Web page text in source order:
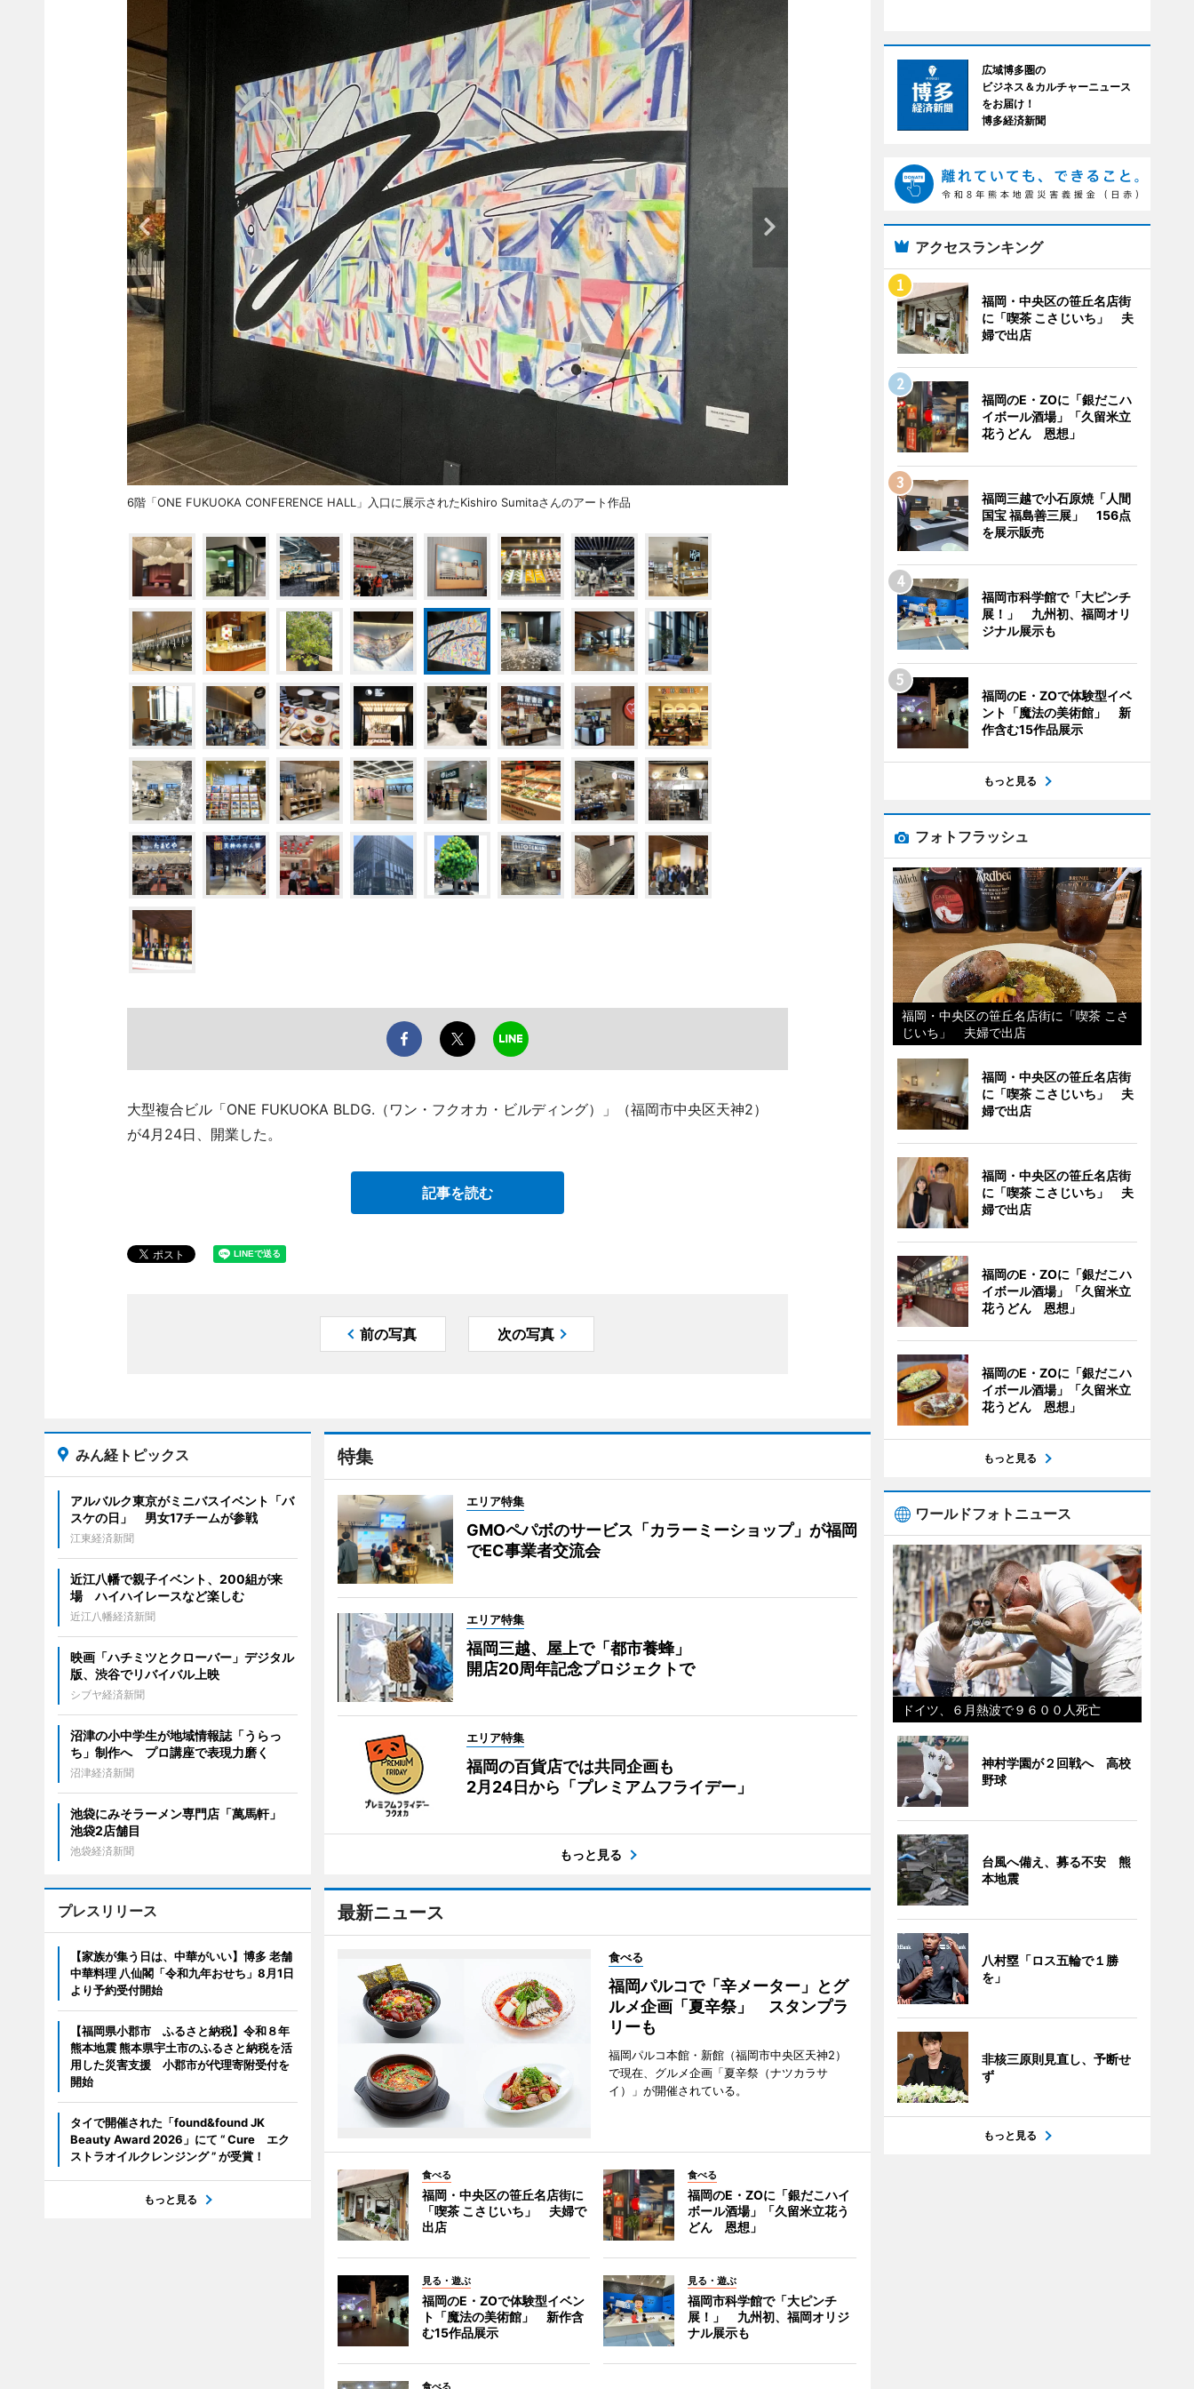
6階「ONE FUKUOKA CONFERENCE HALL」入口に展示されたKishiro Sumitaさんのアート作品
大型複合ビル「ONE FUKUOKA BLDG.（ワン・フクオカ・ビルディング）」（福岡市中央区天神2）
が4月24日、開業した。
記事を読む
前の写真 次の写真
特集
エリア特集
GMOペパボのサービス「カラーミーショップ」が福岡
でEC事業者交流会
エリア特集
福岡三越、屋上で「都市養蜂」
開店20周年記念プロジェクトで
エリア特集
福岡の百貨店では共同企画も
2月24日から「プレミアムフライデー」
もっと見る
最新ニュース
食べる
福岡パルコで「辛メーター」とグ
ルメ企画「夏辛祭」 スタンプラ
リーも
福岡パルコ本館・新館（福岡市中央区天神2）
で現在、グルメ企画「夏辛祭（ナツカラサ
イ）」が開催されている。
食べる
福岡・中央区の笹丘名店街に
「喫茶 こさじいち」 夫婦で
出店
食べる
福岡のE・ZOに「銀だこハイ
ボール酒場」「久留米立花う
どん 恩想」
見る・遊ぶ
福岡のE・ZOで体験型イベン
ト「魔法の美術館」 新作含
む15作品展示
見る・遊ぶ
福岡市科学館で「大ピンチ
展！」 九州初、福岡オリジ
ナル展示も
食べる
みん経トピックス
アルバルク東京がミニバスイベント「バ
スケの日」 男女17チームが参戦
江東経済新聞
近江八幡で親子イベント、200組が来
場 ハイハイレースなど楽しむ
近江八幡経済新聞
映画「ハチミツとクローバー」デジタル
版、渋谷でリバイバル上映
シブヤ経済新聞
沼津の小中学生が地域情報誌「うらっ
ち」制作へ プロ講座で表現力磨く
沼津経済新聞
池袋にみそラーメン専門店「萬馬軒」
池袋2店舗目
池袋経済新聞
プレスリリース
【家族が集う日は、中華がいい】博多 老舗
中華料理 八仙閣「令和九年おせち」8月1日
より予約受付開始
【福岡県小郡市 ふるさと納税】令和８年
熊本地震 熊本県宇土市のふるさと納税を活
用した災害支援 小郡市が代理寄附受付を
開始
タイで開催された「found&found JK
Beauty Award 2026」にて “ Cure エク
ストラオイルクレンジング ” が受賞！
もっと見る
広域博多圏の
ビジネス＆カルチャーニュース
をお届け！
博多経済新聞
アクセスランキング
福岡・中央区の笹丘名店街
に「喫茶 こさじいち」 夫
婦で出店
福岡のE・ZOに「銀だこハ
イボール酒場」「久留米立
花うどん 恩想」
福岡三越で小石原焼「人間
国宝 福島善三展」 156点
を展示販売
福岡市科学館で「大ピンチ
展！」 九州初、福岡オリ
ジナル展示も
福岡のE・ZOで体験型イベ
ント「魔法の美術館」 新
作含む15作品展示
もっと見る
フォトフラッシュ
福岡・中央区の笹丘名店街に「喫茶 こさ
じいち」 夫婦で出店
福岡・中央区の笹丘名店街
に「喫茶 こさじいち」 夫
婦で出店
福岡・中央区の笹丘名店街
に「喫茶 こさじいち」 夫
婦で出店
福岡のE・ZOに「銀だこハ
イボール酒場」「久留米立
花うどん 恩想」
福岡のE・ZOに「銀だこハ
イボール酒場」「久留米立
花うどん 恩想」
もっと見る
ワールドフォトニュース
ドイツ、６月熱波で９６００人死亡
神村学園が２回戦へ 高校
野球
台風へ備え、募る不安 熊
本地震
八村塁「ロス五輪で１勝
を」
非核三原則見直し、予断せ
ず
もっと見る